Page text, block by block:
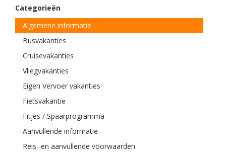
Categorieën
Algemene informatie
Busvakanties
Cruisevakanties
Vliegvakanties
Eigen Vervoer vakanties
Fietsvakantie
Fitjes / Spaarprogramma
Aanvullende informatie
Reis- en aanvullende voorwaarden